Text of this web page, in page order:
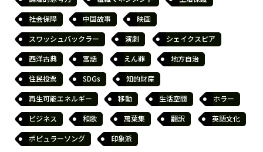
社会保障
中国故事
映画
スワッシュバックラー
演劇
シェイクスピア
西洋古典
寓話 えん罪
地方自治
住民投票
SDGs
知的財産
再生可能エネルギー
移動 生活空間
ホラー
ビジネス
和歌 萬葉集 翻訳
英語文化
ポピュラーソング
印象派